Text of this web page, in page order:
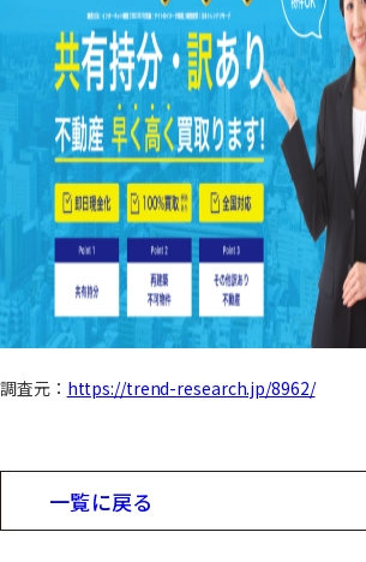
調査元： https://trend-research.jp/8962/
一覧に戻る